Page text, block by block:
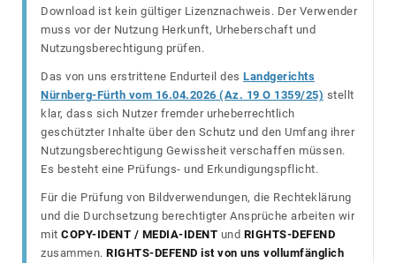
Download ist kein gültiger Lizenznachweis. Der Verwender
muss vor der Nutzung Herkunft, Urheberschaft und
Nutzungsberechtigung prüfen.
Das von uns erstrittene Endurteil des Landgerichts
Nürnberg-Fürth vom 16.04.2026 (Az. 19 O 1359/25) stellt
klar, dass sich Nutzer fremder urheberrechtlich
geschützter Inhalte über den Schutz und den Umfang ihrer
Nutzungsberechtigung Gewissheit verschaffen müssen.
Es besteht eine Prüfungs- und Erkundigungspflicht.
Für die Prüfung von Bildverwendungen, die Rechteklärung
und die Durchsetzung berechtigter Ansprüche arbeiten wir
mit COPY-IDENT / MEDIA-IDENT und RIGHTS-DEFEND
zusammen. RIGHTS-DEFEND ist von uns vollumfänglich